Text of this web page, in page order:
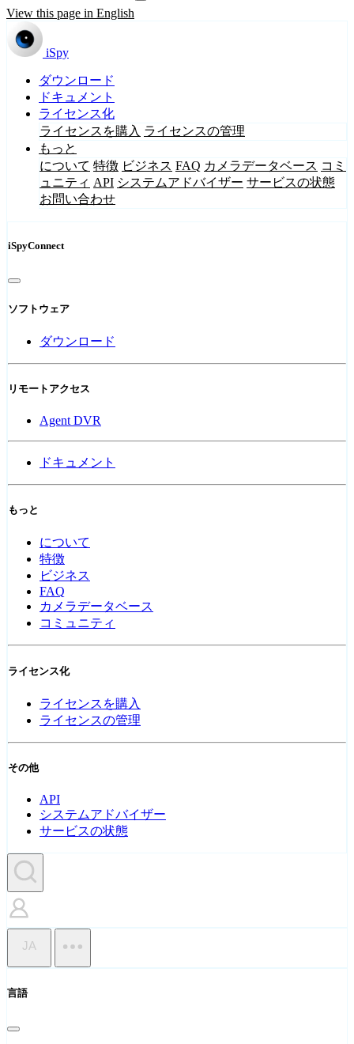
View this page in English
iSpy
ダウンロード
ドキュメント
ライセンス化
ライセンスを購入 ライセンスの管理
もっと
について 特徴 ビジネス FAQ カメラデータベース コミ
ュニティ API システムアドバイザー サービスの状態
お問い合わせ
iSpyConnect
ソフトウェア
ダウンロード
リモートアクセス
Agent DVR
ドキュメント
もっと
について
特徴
ビジネス
FAQ
カメラデータベース
コミュニティ
ライセンス化
ライセンスを購入
ライセンスの管理
その他
API
システムアドバイザー
サービスの状態
JA
言語